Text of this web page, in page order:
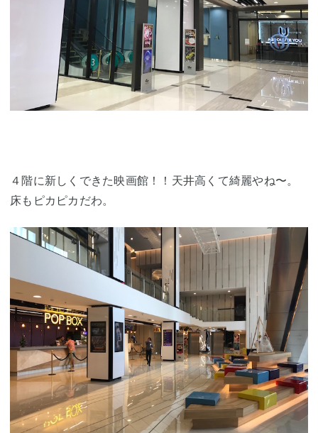
４階に新しくできた映画館！！天井高くて綺麗やね〜。
床もピカピカだわ。